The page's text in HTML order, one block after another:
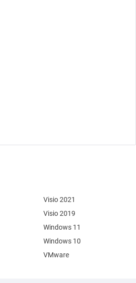
Visio 2021
Visio 2019
Windows 11
Windows 10
VMware